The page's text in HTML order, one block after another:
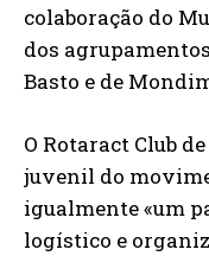
colaboração do
dos
Basto e de
O Rotaract Club
juvenil do
igualmente «um
logístico e